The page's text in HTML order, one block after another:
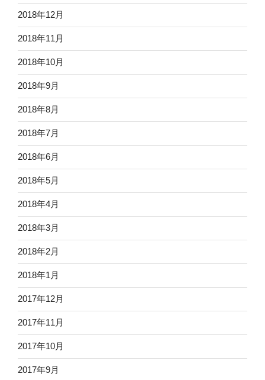
2018年12月
2018年11月
2018年10月
2018年9月
2018年8月
2018年7月
2018年6月
2018年5月
2018年4月
2018年3月
2018年2月
2018年1月
2017年12月
2017年11月
2017年10月
2017年9月